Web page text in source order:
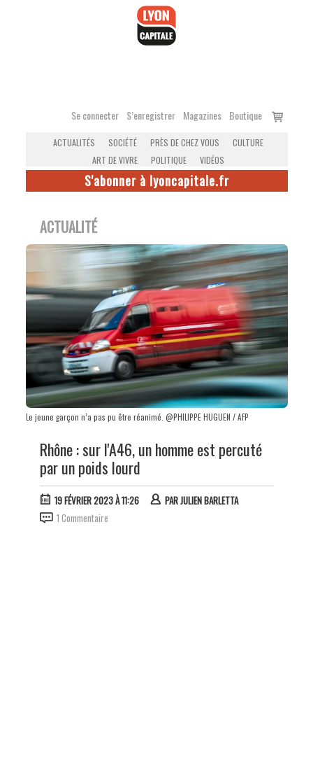
Se connecter S’enregistrer Magazines Boutique
Voir
ACTUALITÉS SOCIÉTÉ PRÈS DE CHEZ VOUS
CULTURE
ART DE VIVRE
POLITIQUE VIDÉOS
S'abonner à lyoncapitale.fr
ACTUALITÉ
Le jeune garçon n’a pas pu être réanimé. @PHILIPPE HUGUEN / AFP
Rhône : sur l'A46, un homme est percuté
par un poids lourd
19 FÉVRIER 2023 À 11:26 PARJULIEN BARLETTA
1 Commentaire